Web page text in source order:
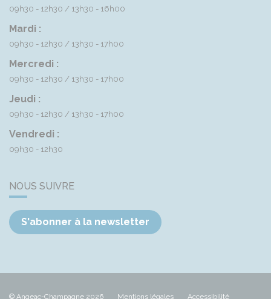
09h30 - 12h30 13h30 - 16h00
Mardi :
09h30 - 12h30 13h30 - 17h00
Mercredi :
09h30 - 12h30 13h30 - 17h00
Jeudi :
09h30 - 12h30 13h30 - 17h00
Vendredi :
09h30 - 12h30
NOUS SUIVRE
S'abonner à la newsletter
© Angeac-Champagne 2026 Mentions légales Accessibilité